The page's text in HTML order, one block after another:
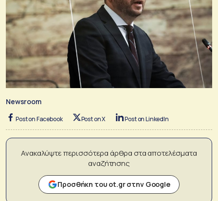
Newsroom
Post on Facebook Post on X Post on LinkedIn
Ανακαλύψτε περισσότερα άρθρα στα αποτελέσματα
αναζήτησης
Προσθήκη του ot.gr στην Google